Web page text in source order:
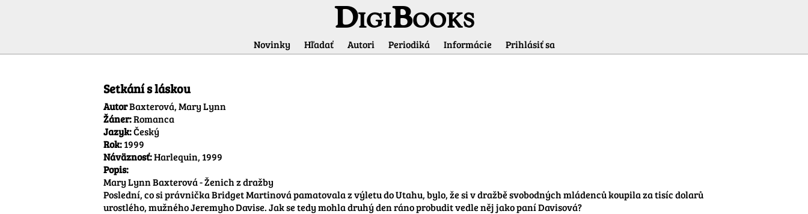
DigiBooks
Novinky Hľadať Autori Periodiká Informácie Prihlásiť sa
Setkání s láskou
AutorBaxterová, Mary Lynn
Žáner:Romanca
Jazyk:Český
Rok:1999
Náväznosť:Harlequin, 1999
Popis:
Mary Lynn Baxterová - Ženich z dražby
Poslední, co si právnička Bridget Martinová pamatovala z výletu do Utahu, bylo, že si v dražbě svobodných mládenců koupila za tisíc dolarů
urostlého, mužného Jeremyho Davise. Jak se tedy mohla druhý den ráno probudit vedle něj jako paní Davisová?